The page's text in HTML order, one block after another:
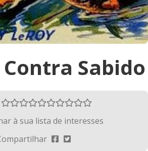
Sabido
à sua lista de interesses